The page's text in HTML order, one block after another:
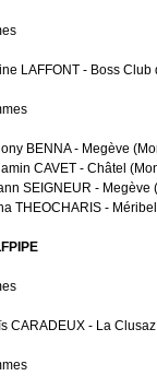
LAFFONT - Boss Club
BENNA - Megève
CAVET - Châtel
SEIGNEUR - Megève
THEOCHARIS -
CARADEUX - La